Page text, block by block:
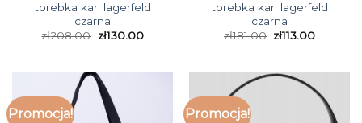
torebka karl lagerfeld
czarna
zł208.00 zł130.00
torebka karl lagerfeld
czarna
zł181.00 zł113.00
Promocja! Promocja!